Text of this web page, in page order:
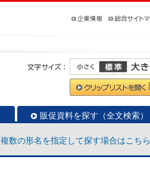
販促資料を探す（全文検索）
複数の形名を指定して探す場合はこちら